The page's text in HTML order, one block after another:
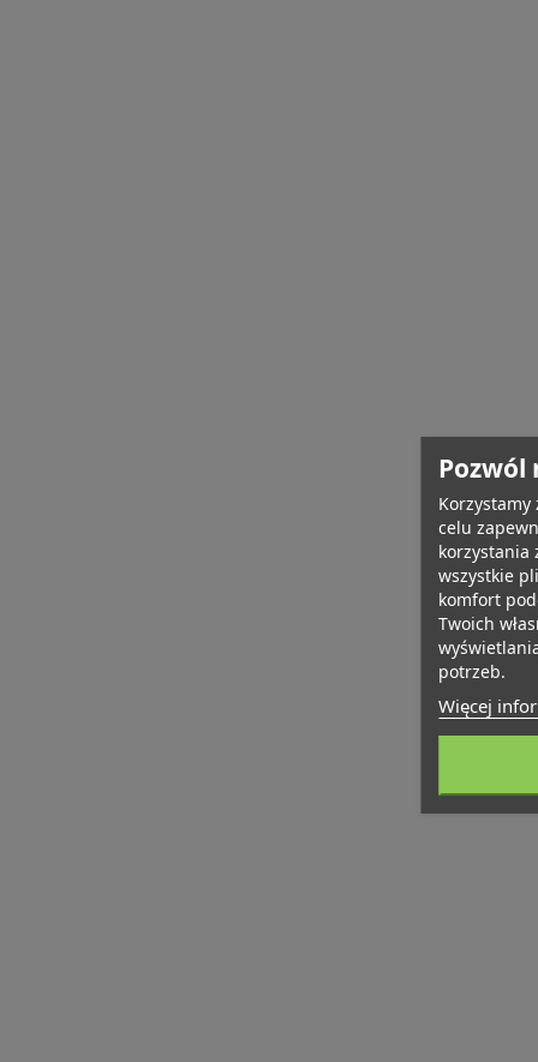
Pozwól
celu
korzystania
wszystkie
komfort
Twoich
potrzeb.
Więcej